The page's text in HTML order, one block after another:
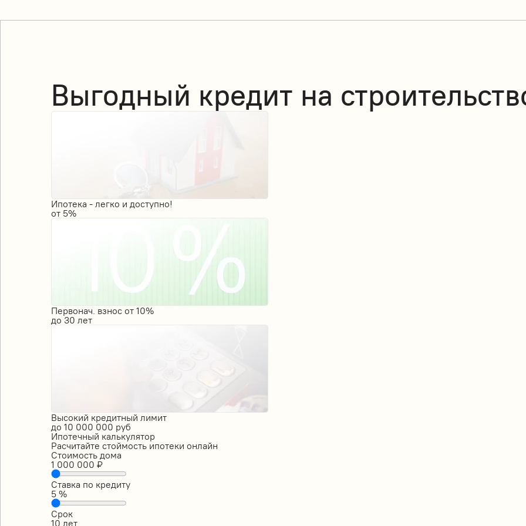
Выгодный кредит на
Ипотека - легко и доступно!
от 5%
Первонач. взнос от 10%
до 30 лет
Высокий кредитный лимит
до 10 000 000 руб
Ипотечный калькулятор
Расчитайте стоймость ипотеки онлайн
Стоимость дома
1 000 000 ₽
Ставка по кредиту
5 %
Срок
10 лет